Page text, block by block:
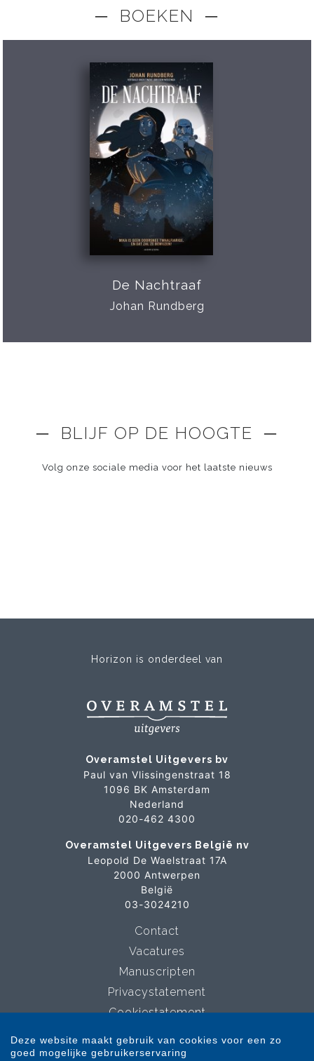
─ BOEKEN ─
De Nachtraaf
Johan Rundberg
─ BLIJF OP DE HOOGTE ─
Volg onze sociale media voor het laatste nieuws
Horizon is onderdeel van
Overamstel Uitgevers bv
Paul van Vlissingenstraat 18
1096 BK Amsterdam
Nederland
020-462 4300
Overamstel Uitgevers België nv
Leopold De Waelstraat 17A
2000 Antwerpen
België
03-3024210
Contact
Vacatures
Manuscripten
Privacystatement
Cookiestatement
Deze website maakt gebruik van cookies voor een zo
goed mogelijke gebruikerservaring